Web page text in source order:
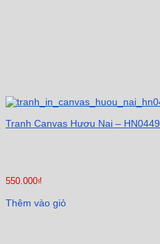
Tranh Canvas Hươu Nai – HN0449
550.000₫
Thêm vào giỏ